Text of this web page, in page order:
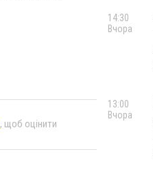
, щоб оцінити
14:30
Вчора
13:00
Вчора